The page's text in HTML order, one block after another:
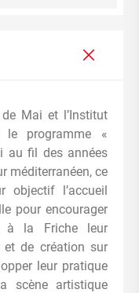
Mai et l’Institut
programme «
au fil des années
méditerranéen, ce
objectif l’accueil
pour encourager
à la Friche leur
et de création sur
leur pratique
scène artistique